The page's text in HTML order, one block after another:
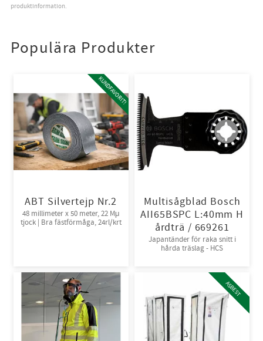
produktinformation.
Populära Produkter
ABT Silvertejp Nr.2
48 millimeter x 50 meter, 22 Mμ
tjock | Bra fästförmåga, 24rl/krt
KUNDFAVORIT!
Multisågblad Bosch
AII65BSPC L:40mm H
årdträ / 669261
Japantänder för raka snitt i
hårda träslag - HCS
ASBEST